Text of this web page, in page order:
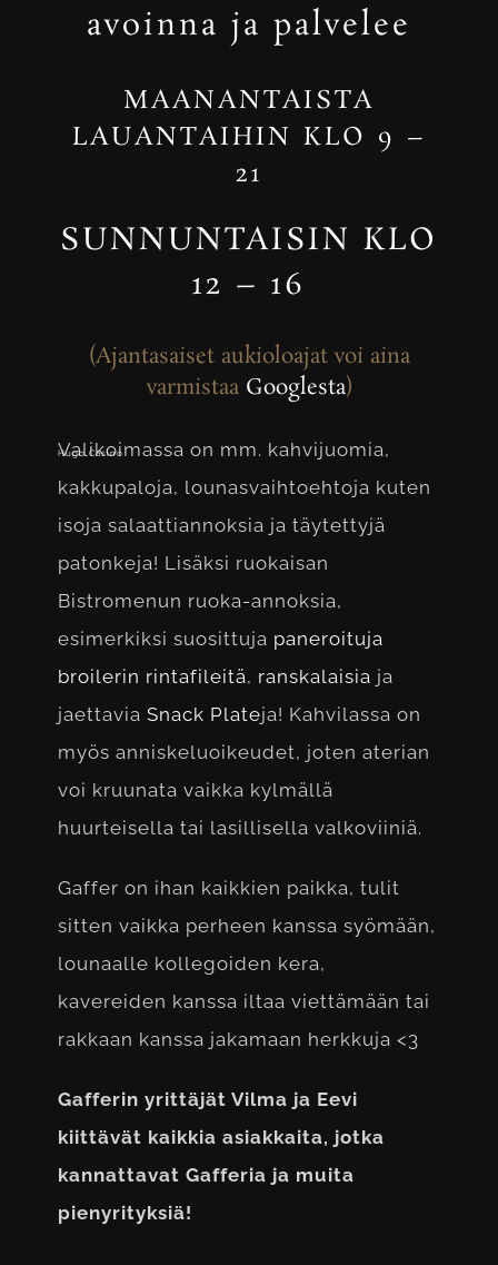
avoinna ja palvelee
MAANANTAISTA
LAUANTAIHIN KLO 9 –
21
SUNNUNTAISIN KLO
12 – 16
(Ajantasaiset aukioloajat voi aina
varmistaa Googlesta)
Hugo Casino
Valikoimassa on mm. kahvijuomia,
kakkupaloja, lounasvaihtoehtoja kuten
isoja salaattiannoksia ja täytettyjä
patonkeja! Lisäksi ruokaisan
Bistromenun ruoka-annoksia,
esimerkiksi suosittuja paneroituja
broilerin rintafileitä, ranskalaisia ja
jaettavia Snack Plateja! Kahvilassa on
myös anniskeluoikeudet, joten aterian
voi kruunata vaikka kylmällä
huurteisella tai lasillisella valkoviiniä.
Gaffer on ihan kaikkien paikka, tulit
sitten vaikka perheen kanssa syömään,
lounaalle kollegoiden kera,
kavereiden kanssa iltaa viettämään tai
rakkaan kanssa jakamaan herkkuja <3
Gafferin yrittäjät Vilma ja Eevi
kiittävät kaikkia asiakkaita, jotka
kannattavat Gafferia ja muita
pienyrityksiä!